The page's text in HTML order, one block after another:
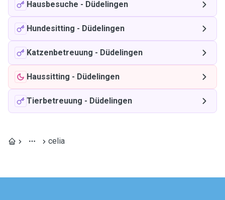
Hausbesuche - Düdelingen
Hundesitting - Düdelingen
Katzenbetreuung - Düdelingen
Haussitting - Düdelingen
Tierbetreuung - Düdelingen
celia